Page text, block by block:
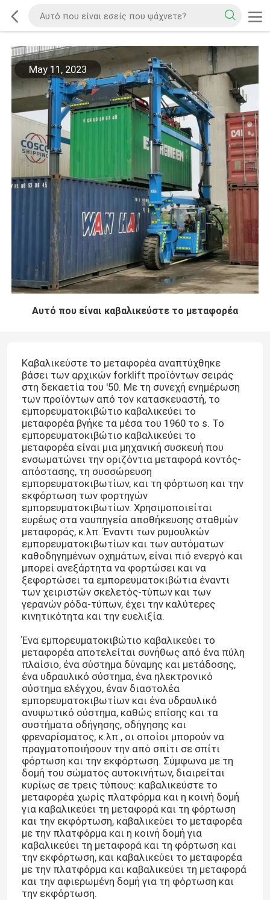
May 11, 2023
Αυτό που είναι καβαλικεύστε το μεταφορέα
Καβαλικεύστε το μεταφορέα αναπτύχθηκε
βάσει των αρχικών forklift προϊόντων σειράς
στη δεκαετία του '50. Με τη συνεχή ενημέρωση
των προϊόντων από τον κατασκευαστή, το
εμπορευματοκιβώτιο καβαλικεύει το
μεταφορέα βγήκε τα μέσα του 1960 το s. Το
εμπορευματοκιβώτιο καβαλικεύει το
μεταφορέα είναι μια μηχανική συσκευή που
ενσωματώνει την οριζόντια μεταφορά κοντός-
απόστασης, τη συσσώρευση
εμπορευματοκιβωτίων, και τη φόρτωση και την
εκφόρτωση των φορτηγών
εμπορευματοκιβωτίων. Χρησιμοποιείται
ευρέως στα ναυπηγεία αποθήκευσης σταθμών
μεταφοράς, κ.λπ. Έναντι των ρυμουλκών
εμπορευματοκιβωτίων και των αυτόματων
καθοδηγημένων οχημάτων, είναι πιό ενεργό και
μπορεί ανεξάρτητα να φορτώσει και να
ξεφορτώσει τα εμπορευματοκιβώτια έναντι
των χειριστών σκελετός-τύπων και των
γερανών ρόδα-τύπων, έχει την καλύτερες
κινητικότητα και την ευελιξία.
Ένα εμπορευματοκιβώτιο καβαλικεύει το
μεταφορέα αποτελείται συνήθως από ένα πύλη
πλαίσιο, ένα σύστημα δύναμης και μετάδοσης,
ένα υδραυλικό σύστημα, ένα ηλεκτρονικό
σύστημα ελέγχου, έναν διαστολέα
εμπορευματοκιβωτίων και ένα υδραυλικό
ανυψωτικό σύστημα, καθώς επίσης και τα
συστήματα οδήγησης, οδήγησης και
φρεναρίσματος, κ.λπ., οι οποίοι μπορούν να
πραγματοποιήσουν την από σπίτι σε σπίτι
φόρτωση και την εκφόρτωση. Σύμφωνα με τη
δομή του σώματος αυτοκινήτων, διαιρείται
κυρίως σε τρεις τύπους: καβαλικεύστε το
μεταφορέα χωρίς πλατφόρμα και η κοινή δομή
για καβαλικεύει τη μεταφορά και τη φόρτωση
και την εκφόρτωση, καβαλικεύει το μεταφορέα
με την πλατφόρμα και η κοινή δομή για
καβαλικεύει τη μεταφορά και τη φόρτωση και
την εκφόρτωση, και καβαλικεύει το μεταφορέα
με την πλατφόρμα και καβαλικεύει τη μεταφορά
και την αφιερωμένη δομή για τη φόρτωση και
την εκφόρτωση.